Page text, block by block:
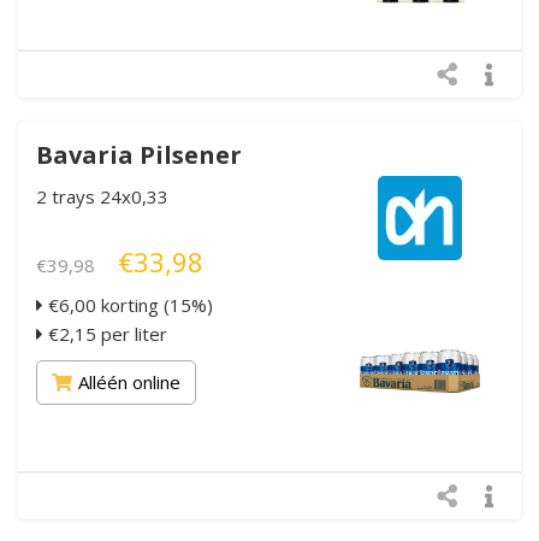
Bavaria Pilsener
2 trays 24x0,33
€39,98 €33,98
€6,00 korting (15%)
€2,15 per liter
Alléén online